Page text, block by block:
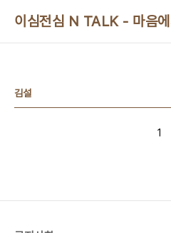
이심전심 N TALK - 마음
김설
1